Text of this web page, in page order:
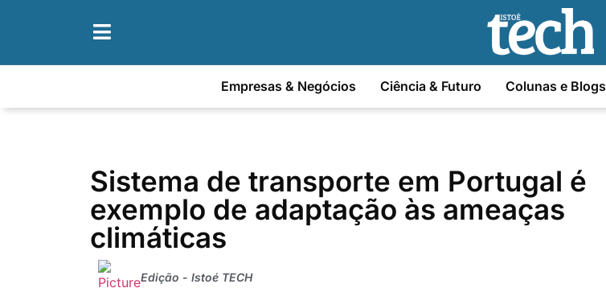
Empresas & Negócios Ciência & Futuro Colunas e Blogs
Sistema de transporte em Portugal é
exemplo de adaptação às ameaças
climáticas
Edição - Istoé TECH